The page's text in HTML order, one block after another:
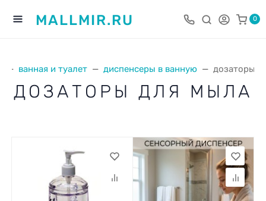
MALLMIR.RU 0
ванная и туалет диспенсеры в ванную дозаторы
ДОЗАТОРЫ ДЛЯ МЫЛА